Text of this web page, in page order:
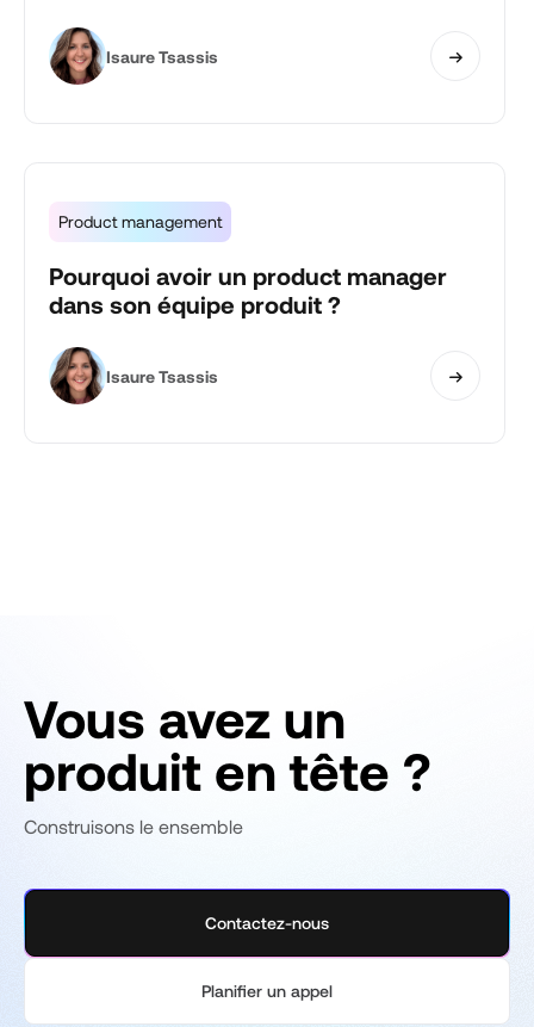
Isaure Tsassis
Product management
Pourquoi avoir un product manager
dans son équipe produit ?
Isaure Tsassis
Vous avez un
produit en tête ?
Construisons le ensemble
Contactez-nous
Planifier un appel